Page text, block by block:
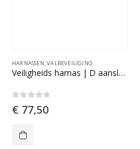
HARNASSEN,VALBEVEILIGING
Veiligheids harnas | D aansluiting voor & achterzijde met snelsluiting
€ 77,50